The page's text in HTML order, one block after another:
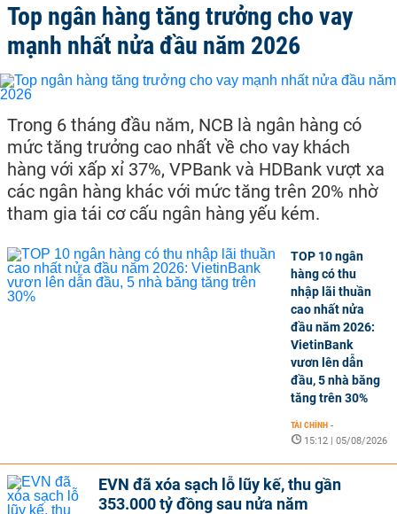
Top ngân hàng tăng trưởng cho vay
mạnh nhất nửa đầu năm 2026
Trong 6 tháng đầu năm, NCB là ngân hàng có
mức tăng trưởng cao nhất về cho vay khách
hàng với xấp xỉ 37%, VPBank và HDBank vượt xa
các ngân hàng khác với mức tăng trên 20% nhờ
tham gia tái cơ cấu ngân hàng yếu kém.
TOP 10 ngân
hàng có thu
nhập lãi thuần
cao nhất nửa
đầu năm 2026:
VietinBank
vươn lên dẫn
đầu, 5 nhà băng
tăng trên 30%
TÀI CHÍNH -
15:12 | 05/08/2026
EVN đã xóa sạch lỗ lũy kế, thu gần
353.000 tỷ đồng sau nửa năm